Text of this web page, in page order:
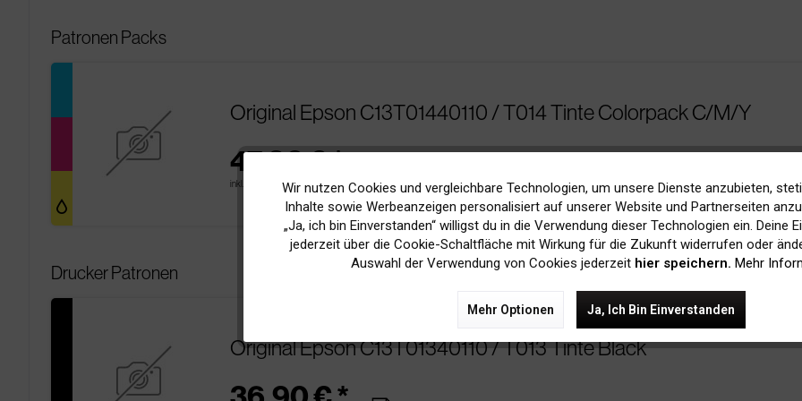
Patronen Packs
Original Epson C13T01440110 / T014 Tinte Colorpack C/M/Y
47,90 € *
inkl. MwSt. zzgl. Versandkosten pages
Drucker Patronen
Original Epson C13T01340110 / T013 Tinte Black
Funktionale
Marketing
Wir nutzen Cookies und vergleichbare Technologien, um unsere Dienste anzubieten,
Inhalte sowie Werbeanzeigen personalisiert auf unserer Website und Partnerseiten
„Ja, ich bin Einverstanden“ willigst du in die Verwendung dieser Technologien ein. Deine
jederzeit über die Cookie-Schaltfläche mit Wirkung für die Zukunft widerrufen oder
Auswahl der Verwendung von Cookies jederzeit hier speichern. Mehr
Mehr Optionen Ja, Ich Bin Einverstanden